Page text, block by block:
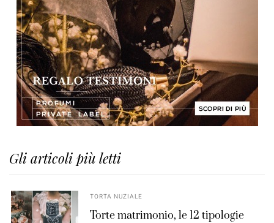
Gli articoli più letti
TORTA NUZIALE
Torte matrimonio, le 12 tipologie